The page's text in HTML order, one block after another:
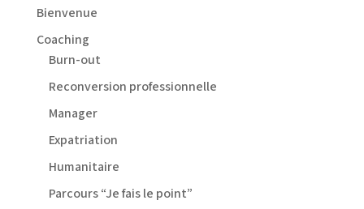
Bienvenue
Coaching
Burn-out
Reconversion professionnelle
Manager
Expatriation
Humanitaire
Parcours “Je fais le point”